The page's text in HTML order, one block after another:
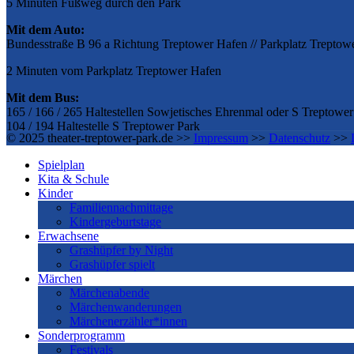
5 Minuten Fußweg durch den Park
Mit dem Auto:
Bundesstraße B 96 a Richtung Treptower Hafen // Parkplatz
2 Minuten vom Parkplatz Treptower Hafen
Mit dem Bus:
165 / 166 / 265 Haltestellen Sowjetisches Ehrenmal oder S
104 / 194 Haltestelle S Treptower Park
© 2025 theater-treptower-park.de >> Impressum >> Datenschutz >>
Spielplan
Kita & Schule
Kinder
Familiennachmittage
Kindergeburtstage
Erwachsene
Grashüpfer by Night
Grashüpfer spielt
Märchen
Märchenabende
Märchenwanderungen
Märchenerzähler*innen
Sonderprogramm
Festivals